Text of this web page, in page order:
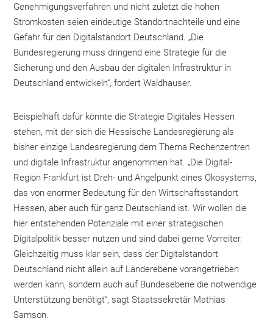
Genehmigungsverfahren und nicht zuletzt die hohen
Stromkosten seien eindeutige Standortnachteile und eine
Gefahr für den Digitalstandort Deutschland. „Die
Bundesregierung muss dringend eine Strategie für die
Sicherung und den Ausbau der digitalen Infrastruktur in
Deutschland entwickeln“, fordert Waldhauser.
Beispielhaft dafür könnte die Strategie Digitales Hessen
stehen, mit der sich die Hessische Landesregierung als
bisher einzige Landesregierung dem Thema Rechenzentren
und digitale Infrastruktur angenommen hat. „Die Digital-
Region Frankfurt ist Dreh- und Angelpunkt eines Ökosystems,
das von enormer Bedeutung für den Wirtschaftsstandort
Hessen, aber auch für ganz Deutschland ist. Wir wollen die
hier entstehenden Potenziale mit einer strategischen
Digitalpolitik besser nutzen und sind dabei gerne Vorreiter.
Gleichzeitig muss klar sein, dass der Digitalstandort
Deutschland nicht allein auf Länderebene vorangetrieben
werden kann, sondern auch auf Bundesebene die notwendige
Unterstützung benötigt“, sagt Staatssekretär Mathias
Samson.